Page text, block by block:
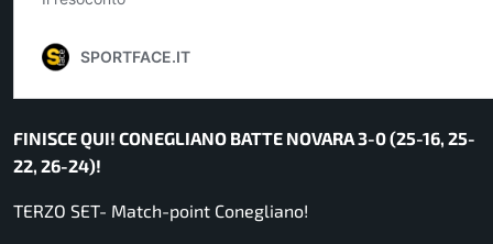
FINISCE QUI! CONEGLIANO BATTE NOVARA 3-0 (25-16, 25-
22, 26-24)!
TERZO SET- Match-point Conegliano!